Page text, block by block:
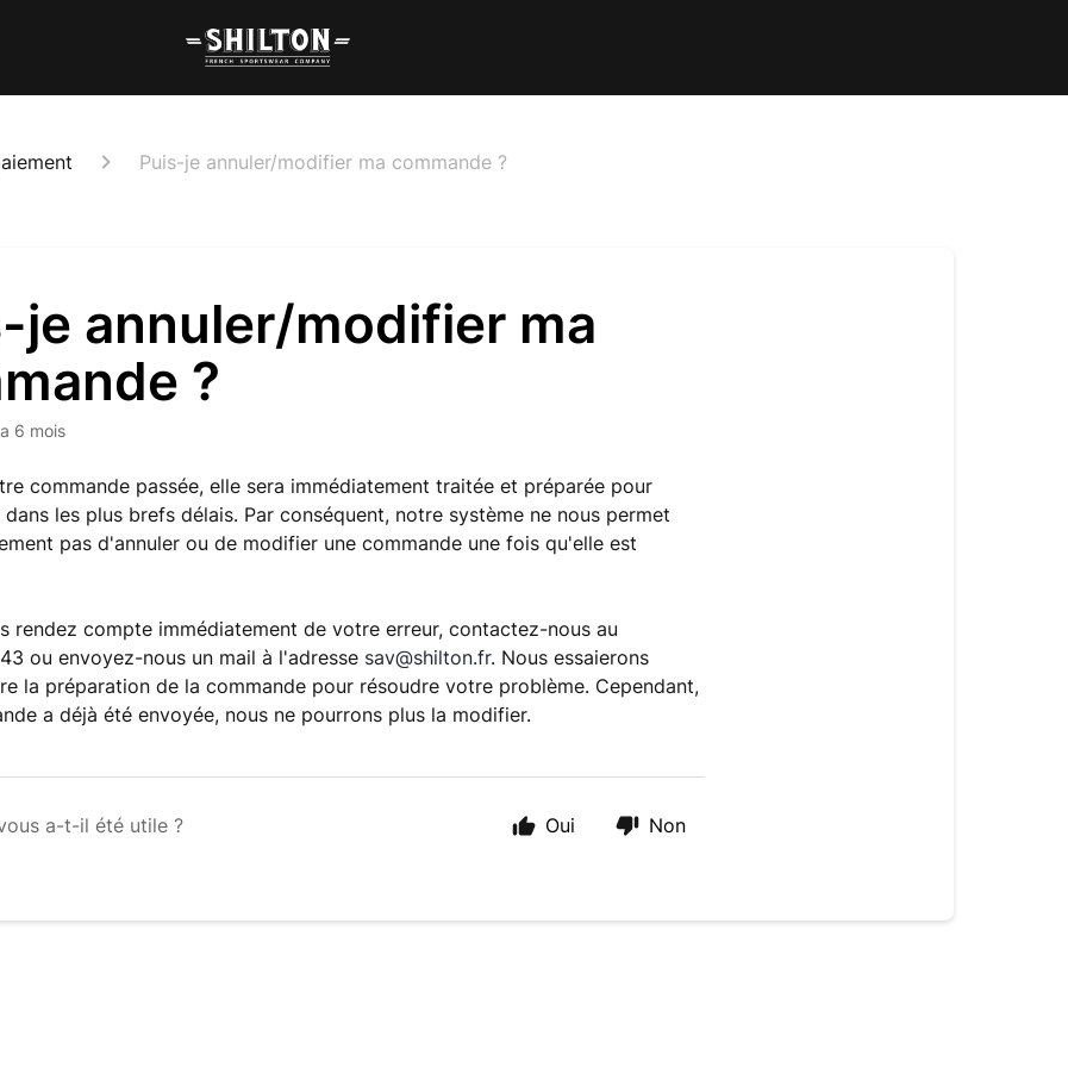
Puis-je annuler/modifier ma commande ?
je annuler/modifier ma
?
6 mois
commande passée, elle sera immédiatement traitée et préparée pour
les plus brefs délais. Par conséquent, notre système ne nous permet
pas d'annuler ou de modifier une commande une fois qu'elle est
rendez compte immédiatement de votre erreur, contactez-nous au
ou envoyez-nous un mail à l'adresse sav@shilton.fr. Nous essaierons
la préparation de la commande pour résoudre votre problème. Cependant,
a déjà été envoyée, nous ne pourrons plus la modifier.
a-t-il été utile ? Oui Non